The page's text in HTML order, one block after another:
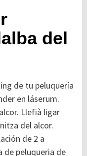
del
de tu peluquería
en láserum.
Llefià ligar
del alcor.
de 2 a
de peluqueria de